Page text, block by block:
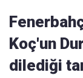
Koç'un
dilediği